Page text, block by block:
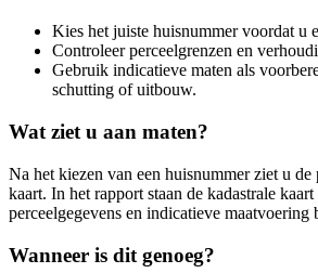
Kies het juiste huisnummer voordat u
Controleer perceelgrenzen en
Gebruik indicatieve maten als
schutting of uitbouw.
Wat ziet u aan maten?
Na het kiezen van een huisnummer ziet u de
kaart. In het rapport staan de kadastrale
perceelgegevens en indicatieve maatvoering
Wanneer is dit genoeg?